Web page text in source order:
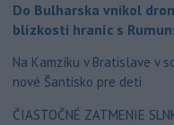
Do Bulharska vnikol
blízkosti hraníc s
Na Kamzíku v Bratislave v
nové Šantisko pre deti
ČIASTOČNÉ ZATMENIE